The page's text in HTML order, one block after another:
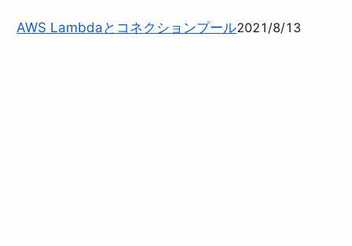
AWS Lambdaとコネクションプール2021/8/13